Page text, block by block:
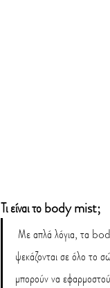
Τι είναι το body mist;
Με απλά λόγια, τα
ψεκάζονται σε όλο το
μπορούν να